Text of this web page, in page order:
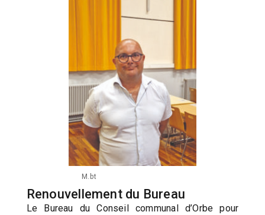
M.bt
Renouvellement du Bureau
Le Bureau du Conseil communal d’Orbe pour